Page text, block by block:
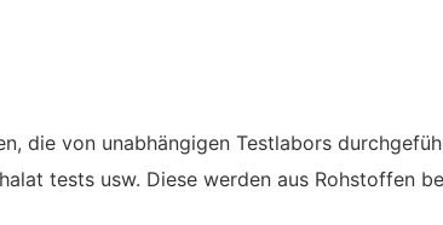
die von unabhängigen Testlabors
tests usw. Diese werden aus Rohstoffen